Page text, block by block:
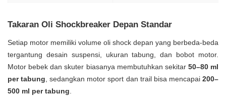
Takaran Oli Shockbreaker Depan Standar
Setiap motor memiliki volume oli shock depan yang berbeda-beda
tergantung desain suspensi, ukuran tabung, dan bobot motor.
Motor bebek dan skuter biasanya membutuhkan sekitar 50–80 ml
per tabung, sedangkan motor sport dan trail bisa mencapai200–
500 ml per tabung.